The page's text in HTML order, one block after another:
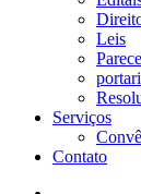
Leis
Serviços
Contato